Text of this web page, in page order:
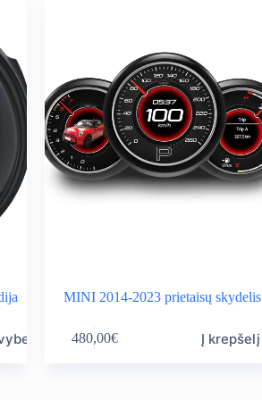
MINI 2014-2023 prietaisų skydelis
480,00€ Į krepšelį